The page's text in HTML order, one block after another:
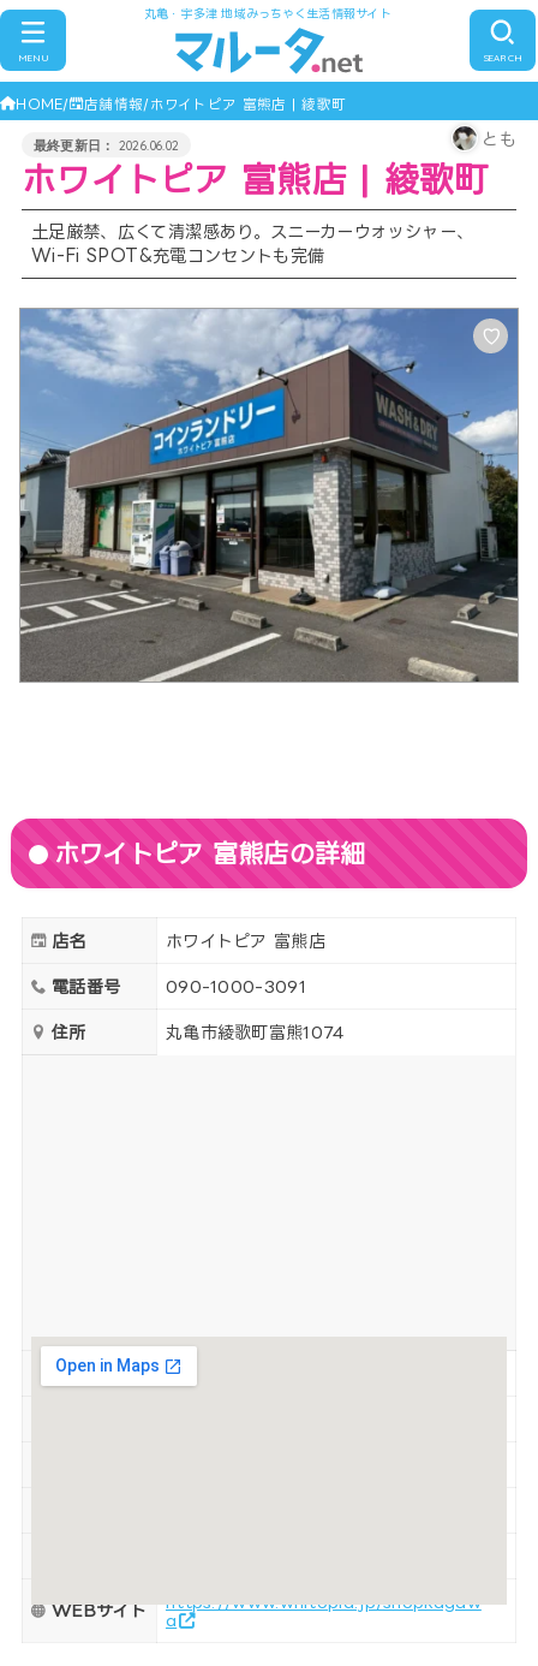
丸亀・宇多津 地域みっちゃく生活情報サイト
SEARCH
MENU
HOME 店舗情報 ホワイトピア 富熊店 | 綾歌町
2026.06.02 とも
ホワイトピア 富熊店 | 綾歌町
土足厳禁、広くて清潔感あり。スニーカーウォッシャー、
Wi-Fi SPOT&充電コンセントも完備
♡
ホワイトピア 富熊店の詳細
店名 ホワイトピア 富熊店
電話番号 090-1000-3091
住所 丸亀市綾歌町富熊1074
営業時間 5:00～23:00
WEBサイト
https://www.whitopia.jp/shopkagaw
a